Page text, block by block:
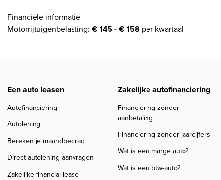
Financiële informatie
Motorrijtuigenbelasting: € 145 - € 158 per kwartaal
Een auto leasen
Autofinanciering
Autolening
Bereken je maandbedrag
Direct autolening aanvragen
Zakelijke financial lease
Zakelijke autofinanciering
Financiering zonder
aanbetaling
Financiering zonder jaarcijfers
Wat is een marge auto?
Wat is een btw-auto?